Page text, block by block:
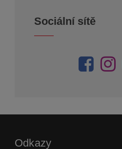
Sociální sítě
Odkazy